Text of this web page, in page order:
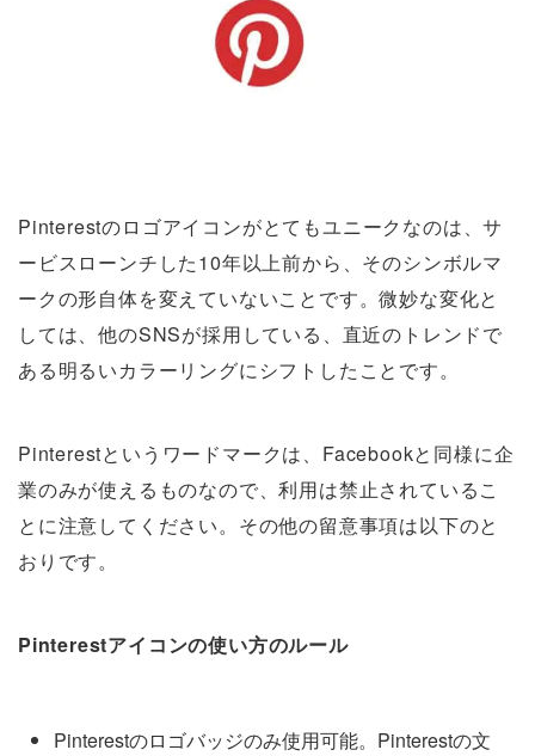
Pinterestのロゴアイコンがとてもユニークなのは、サ
ービスローンチした10年以上前から、そのシンボルマ
ークの形自体を変えていないことです。微妙な変化と
しては、他のSNSが採用している、直近のトレンドで
ある明るいカラーリングにシフトしたことです。
Pinterestというワードマークは、Facebookと同様に企
業のみが使えるものなので、利用は禁止されているこ
とに注意してください。その他の留意事項は以下のと
おりです。
Pinterestアイコンの使い方のルール
Pinterestのロゴバッジのみ使用可能。Pinterestの文